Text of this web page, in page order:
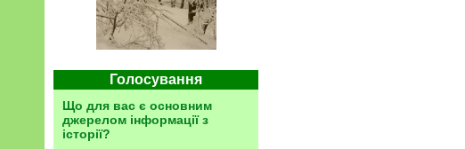
Голосування
Що для вас є основним
джерелом інформації з
історії?